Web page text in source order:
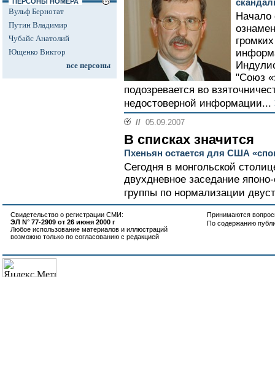
Вульф Бернотат
Путин Владимир
Чубайс Анатолий
Ющенко Виктор
все персоны
Начало
"Союз
подозревается во
недостоверной информации...
// 05.09.2007
В списках значится
Пхеньян остается для США
Сегодня в монгольской
двухдневное заседание
группы по нормализации
Свидетельство о регистрации СМИ:
ЭЛ N° 77-2909 от 26 июня 2000 г
Любое использование материалов и иллюстраций
возможно только по согласованию с редакцией
Принимаются
По содержанию